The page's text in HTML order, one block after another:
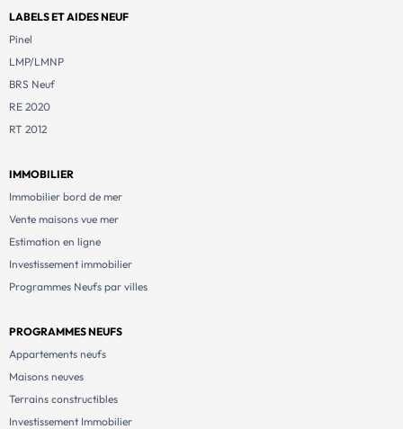
LABELS ET AIDES NEUF
Pinel
LMP/LMNP
BRS Neuf
RE 2020
RT 2012
IMMOBILIER
Immobilier bord de mer
Vente maisons vue mer
Estimation en ligne
Investissement immobilier
Programmes Neufs par villes
PROGRAMMES NEUFS
Appartements neufs
Maisons neuves
Terrains constructibles
Investissement Immobilier